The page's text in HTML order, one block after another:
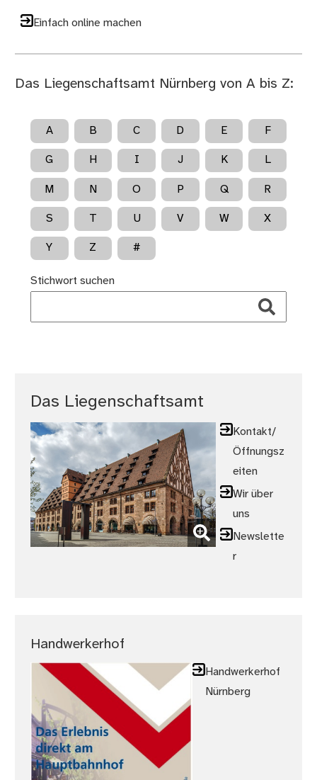
Einfach online machen
Das Liegenschaftsamt Nürnberg von A bis Z:
A B C D E F
G H I J K L
M N O P Q R
S T U V W X
Y Z #
Stichwort suchen
Das Liegenschaftsamt
(Bild vergrößern)
Kontakt/
Öffnungsz
eiten
Wir über
uns
Newslette
r
Handwerkerhof
Handwerkerhof
Nürnberg